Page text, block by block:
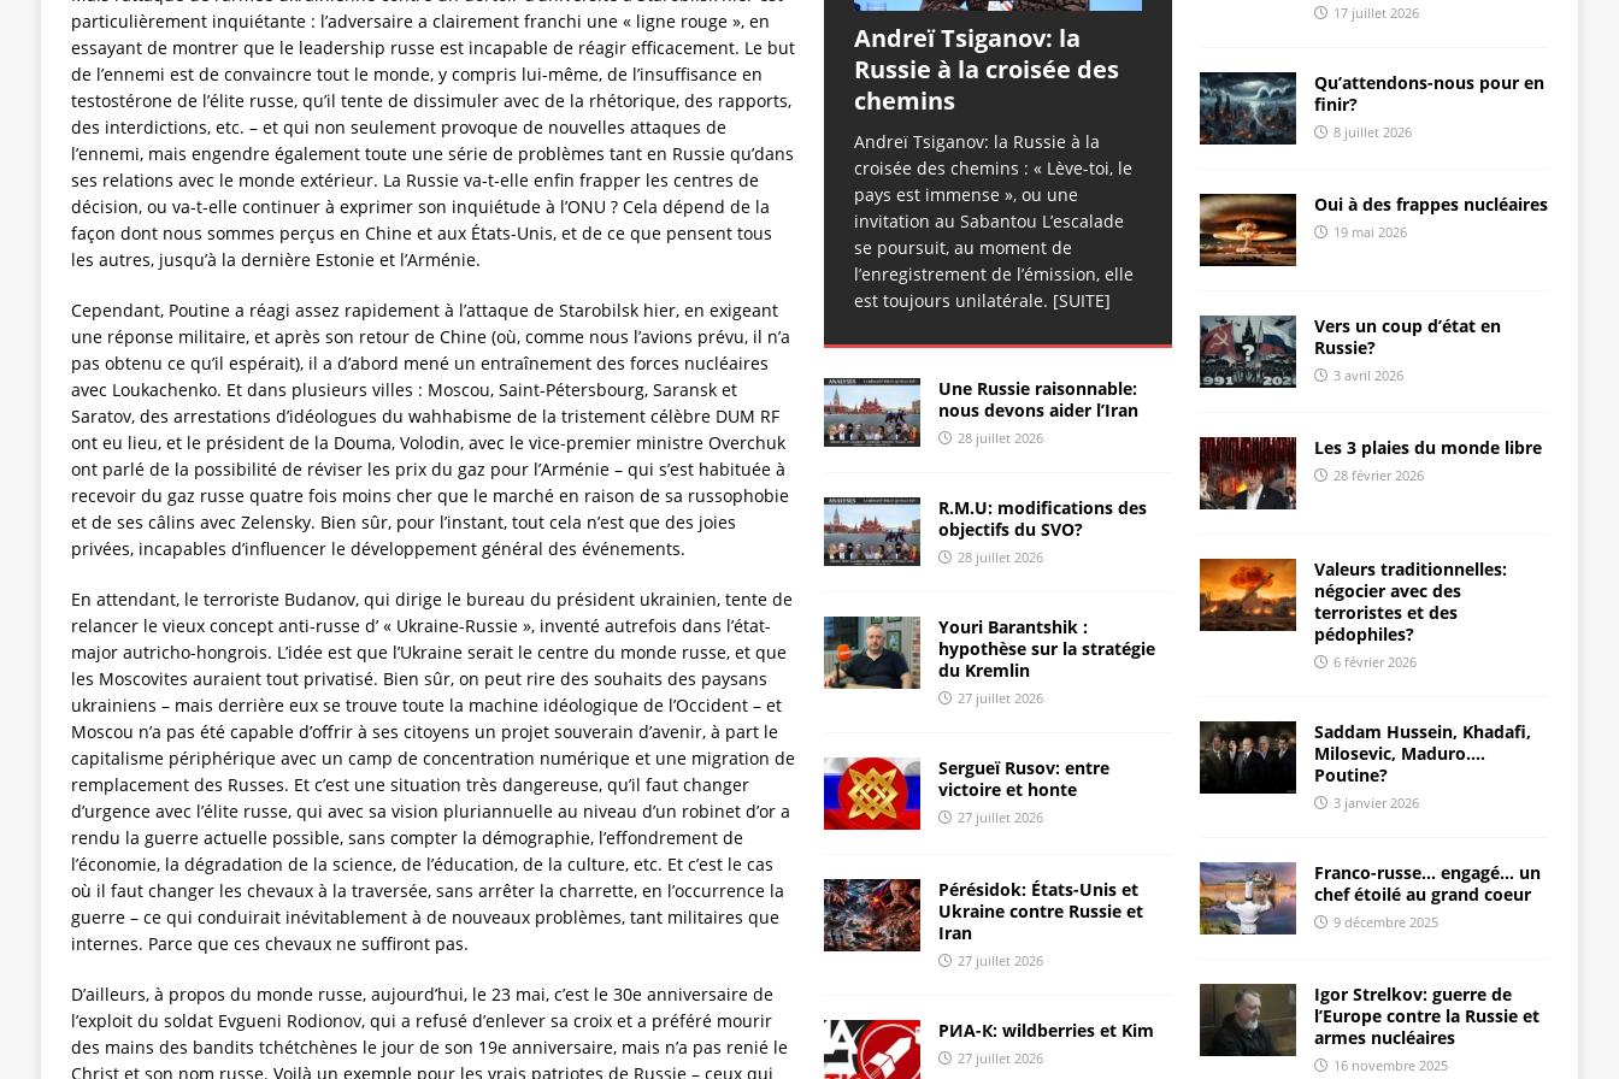
& RÉACTIONS
[ 25 juillet 2026 ] Chroniques d’Hippocrate – 50
CHRONIQUES D'HIPPOCRATE
[ 25 juillet 2026 ] Sergueï Kolyasnikov: « on peut piller les
Russes » ANALYSES & RÉACTIONS
[ 25 juillet 2026 ] Sergueï Rusov: signal d’urgence ANALYSES
[ 25 juillet 2026 ] Zhivov: nombre de millionaires record en
Russie ANALYSES & RÉACTIONS
[ 25 juillet 2026 ] РИА-К: la piraterie de nouveau légalisée
ANALYSES & RÉACTIONS
[ 24 juillet 2026 ] Sergueï Rusov: l’esprit d’Ohuélos
ANALYSES & RÉACTIONS
ANALYSES & RÉACTIONS
[ 24 juillet 2026 ] Il est impératif de frapper à la source des
attaques CHRONIQUES DE RUSSIE
[ 23 juillet 2026 ] Youri Barantshik : rapport ЦМАКП et
diagnostic de l’économie russe ANALYSES & RÉACTIONS
[ 23 juillet 2026 ] Youri Barantshik : sur l’inflation en Russie
ANALYSES & RÉACTIONS
[ 28 juillet 2026 ] Une Russie raisonnable: nous devons aider
ANALYSES & RÉACTIONS
particulièrement inquiétante : l’adversaire a clairement franchi une « ligne rouge », en
essayant de montrer que le leadership russe est incapable de réagir efficacement. Le but
de l’ennemi est de convaincre tout le monde, y compris lui-même, de l’insuffisance en
testostérone de l’élite russe, qu’il tente de dissimuler avec de la rhétorique, des rapports,
des interdictions, etc. – et qui non seulement provoque de nouvelles attaques de
l’ennemi, mais engendre également toute une série de problèmes tant en Russie qu’dans
ses relations avec le monde extérieur. La Russie va-t-elle enfin frapper les centres de
décision, ou va-t-elle continuer à exprimer son inquiétude à l’ONU ? Cela dépend de la
façon dont nous sommes perçus en Chine et aux États-Unis, et de ce que pensent tous
les autres, jusqu’à la dernière Estonie et l’Arménie.
Cependant, Poutine a réagi assez rapidement à l’attaque de Starobilsk hier, en exigeant
une réponse militaire, et après son retour de Chine (où, comme nous l’avions prévu, il n’a
pas obtenu ce qu’il espérait), il a d’abord mené un entraînement des forces nucléaires
avec Loukachenko. Et dans plusieurs villes : Moscou, Saint-Pétersbourg, Saransk et
Saratov, des arrestations d’idéologues du wahhabisme de la tristement célèbre DUM RF
ont eu lieu, et le président de la Douma, Volodin, avec le vice-premier ministre Overchuk
ont parlé de la possibilité de réviser les prix du gaz pour l’Arménie – qui s’est habituée à
recevoir du gaz russe quatre fois moins cher que le marché en raison de sa russophobie
et de ses câlins avec Zelensky. Bien sûr, pour l’instant, tout cela n’est que des joies
privées, incapables d’influencer le développement général des événements.
En attendant, le terroriste Budanov, qui dirige le bureau du président ukrainien, tente de
relancer le vieux concept anti-russe d’ « Ukraine-Russie », inventé autrefois dans l’état-
major autricho-hongrois. L’idée est que l’Ukraine serait le centre du monde russe, et que
les Moscovites auraient tout privatisé. Bien sûr, on peut rire des souhaits des paysans
ukrainiens – mais derrière eux se trouve toute la machine idéologique de l’Occident – et
Moscou n’a pas été capable d’offrir à ses citoyens un projet souverain d’avenir, à part le
capitalisme périphérique avec un camp de concentration numérique et une migration de
remplacement des Russes. Et c’est une situation très dangereuse, qu’il faut changer
d’urgence avec l’élite russe, qui avec sa vision pluriannuelle au niveau d’un robinet d’or a
rendu la guerre actuelle possible, sans compter la démographie, l’effondrement de
l’économie, la dégradation de la science, de l’éducation, de la culture, etc. Et c’est le cas
où il faut changer les chevaux à la traversée, sans arrêter la charrette, en l’occurrence la
guerre – ce qui conduirait inévitablement à de nouveaux problèmes, tant militaires que
internes. Parce que ces chevaux ne suffiront pas.
D’ailleurs, à propos du monde russe, aujourd’hui, le 23 mai, c’est le 30e anniversaire de
l’exploit du soldat Evgueni Rodionov, qui a refusé d’enlever sa croix et a préféré mourir
des mains des bandits tchétchènes le jour de son 19e anniversaire, mais n’a pas renié le
Christ et son nom russe. Voilà un exemple pour les vrais patriotes de Russie – ceux qui
Andreï Tsiganov: la
Russie à la croisée des
chemins
Andreï Tsiganov: la Russie à la
croisée des chemins : « Lève-toi, le
pays est immense », ou une
invitation au Sabantou L’escalade
se poursuit, au moment de
l’enregistrement de l’émission, elle
est toujours unilatérale. [SUITE]
Une Russie raisonnable:
nous devons aider l’Iran
28 juillet 2026
R.M.U: modifications des
objectifs du SVO?
28 juillet 2026
Youri Barantshik :
hypothèse sur la stratégie
du Kremlin
27 juillet 2026
Sergueï Rusov: entre
victoire et honte
27 juillet 2026
Pérésidok: États-Unis et
Ukraine contre Russie et
Iran
27 juillet 2026
РИА-К: wildberries et Kim
27 juillet 2026
17 juillet 2026
Qu’attendons-nous pour en
finir?
8 juillet 2026
Oui à des frappes nucléaires
19 mai 2026
Vers un coup d’état en
Russie?
3 avril 2026
Les 3 plaies du monde libre
28 février 2026
Valeurs traditionnelles:
négocier avec des
terroristes et des
pédophiles?
6 février 2026
Saddam Hussein, Khadafi,
Milosevic, Maduro….
Poutine?
3 janvier 2026
Franco-russe… engagé… un
chef étoilé au grand coeur
9 décembre 2025
Igor Strelkov: guerre de
l’Europe contre la Russie et
armes nucléaires
16 novembre 2025